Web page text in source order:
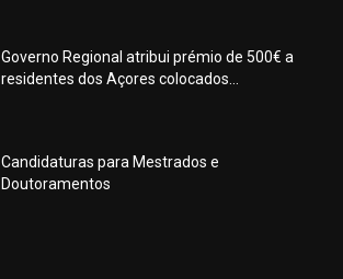
Governo Regional atribui prémio de 500€ a
residentes dos Açores colocados...
Candidaturas para Mestrados e
Doutoramentos